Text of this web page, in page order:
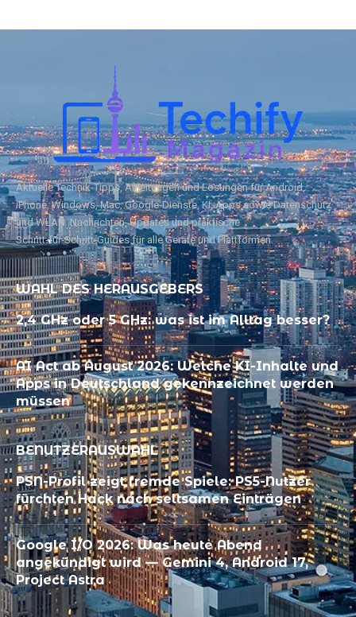
Aktuelle Technik‑Tipps, Anleitungen und Lösungen für Android,
iPhone, Windows, Mac, Google‑Dienste, KI, Apps sowie Datenschutz
und WLAN. Nachrichten, Updates und praktische
Schritt‑für‑Schritt‑Guides für alle Geräte und Plattformen.
WAHL DES HERAUSGEBERS
2,4 GHz oder 5 GHz: was ist im Alltag besser?
AI Act ab August 2026: Welche KI-Inhalte und
Apps in Deutschland gekennzeichnet werden
müssen
BENUTZERAUSWAHL
PSN-Profil zeigt fremde Spiele: PS5-Nutzer
fürchten Hack nach seltsamen Einträgen
Google I/O 2026: Was heute Abend
angekündigt wird — Gemini 4, Android 17,
Project Astra